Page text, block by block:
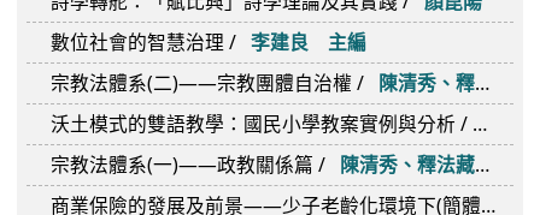
解除世界魔咒：科技對文化的衝擊與展望 / 沈清松
中國互聯網司法研究報告(2023-2024) / 林維 主編
全方位退休理財與保險規劃：個案與練習題 / 王儷玲、黃泓智 等
土地法專題研究(三) / 陳明燦
技職教育新興課題 / 龔瑞璋、胡茹萍 主編